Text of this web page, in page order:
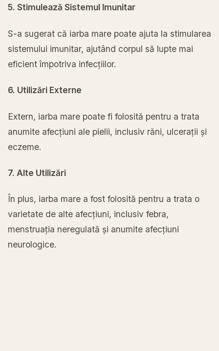
5. Stimulează Sistemul Imunitar
S-a sugerat că iarba mare poate ajuta la stimularea
sistemului imunitar, ajutând corpul să lupte mai
eficient împotriva infecțiilor.
6. Utilizări Externe
Extern, iarba mare poate fi folosită pentru a trata
anumite afecțiuni ale pielii, inclusiv răni, ulcerații și
eczeme.
7. Alte Utilizări
În plus, iarba mare a fost folosită pentru a trata o
varietate de alte afecțiuni, inclusiv febra,
menstruația neregulată și anumite afecțiuni
neurologice.